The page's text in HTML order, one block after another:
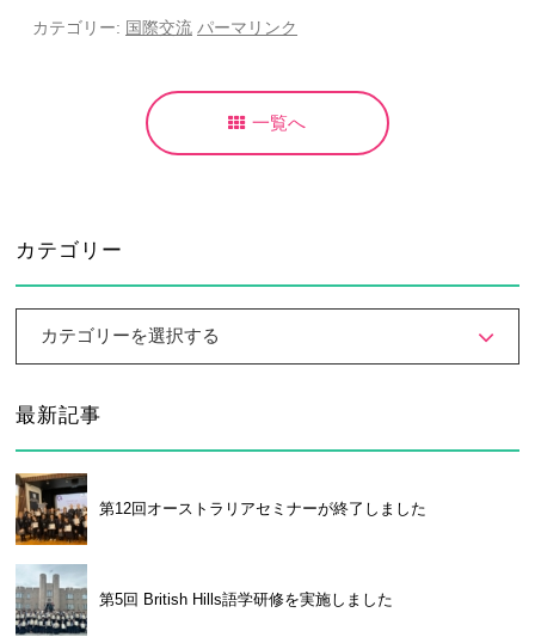
カテゴリー: 国際交流 パーマリンク
一覧へ
カテゴリー
カテゴリーを選択する
最新記事
第12回オーストラリアセミナーが終了しました
第5回 British Hills語学研修を実施しました